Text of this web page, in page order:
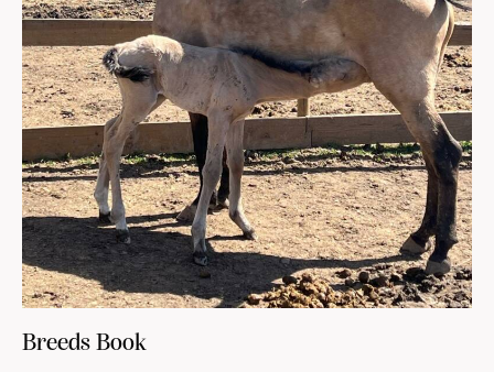
Breeds Book